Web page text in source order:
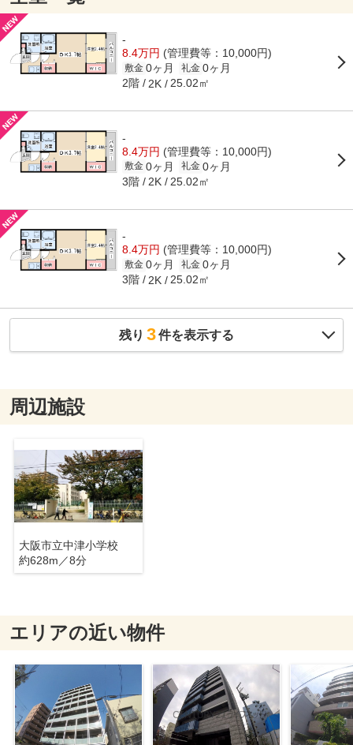
-
8.4万円 (管理費等：10,000円)
敷金 0ヶ月 礼金 0ヶ月
2階 2K 25.02㎡
-
8.4万円 (管理費等：10,000円)
敷金 0ヶ月 礼金 0ヶ月
3階 2K 25.02㎡
-
8.4万円 (管理費等：10,000円)
敷金 0ヶ月 礼金 0ヶ月
3階 2K 25.02㎡
残り 3件を表示する
周辺施設
大阪市立中津小学校
約628m／8分
エリアの近い物件